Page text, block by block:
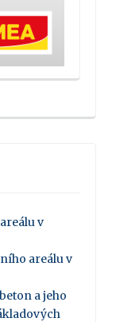
v
areálu v
a jeho